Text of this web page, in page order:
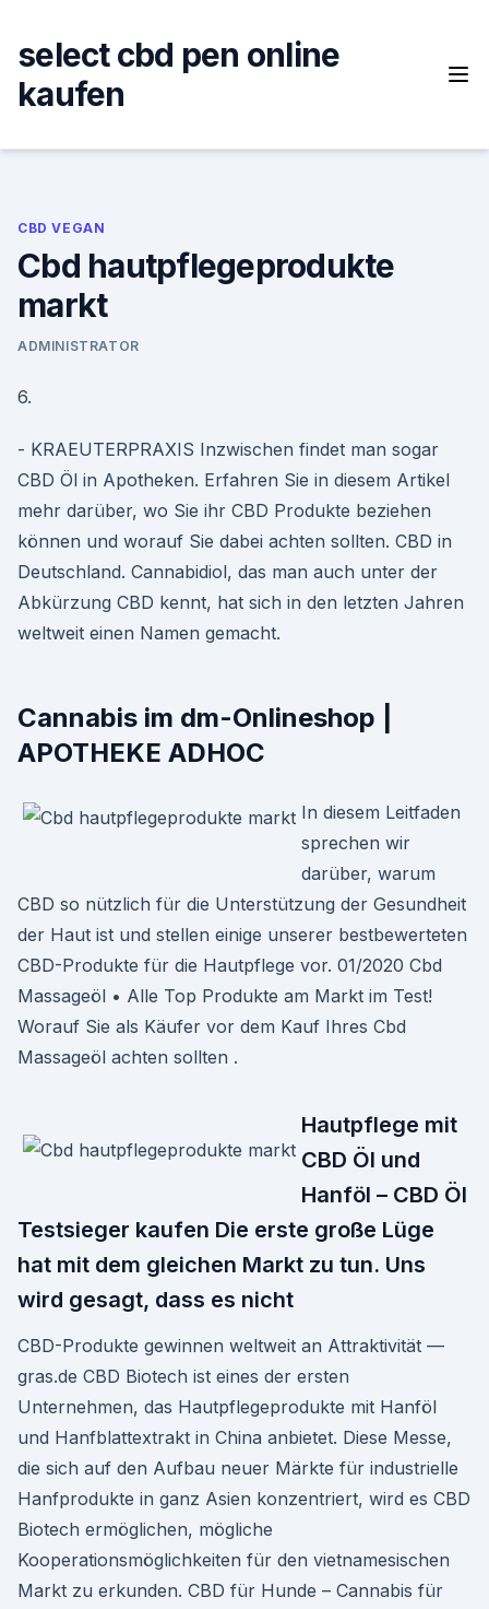
content
select cbd pen online
kaufen
CBD VEGAN
Cbd hautpflegeprodukte
markt
ADMINISTRATOR
6.
- KRAEUTERPRAXIS Inzwischen findet man sogar
CBD Öl in Apotheken. Erfahren Sie in diesem Artikel
mehr darüber, wo Sie ihr CBD Produkte beziehen
können und worauf Sie dabei achten sollten. CBD in
Deutschland. Cannabidiol, das man auch unter der
Abkürzung CBD kennt, hat sich in den letzten Jahren
weltweit einen Namen gemacht.
Cannabis im dm-Onlineshop |
APOTHEKE ADHOC
In diesem Leitfaden
sprechen wir
darüber, warum
CBD so nützlich für die Unterstützung der Gesundheit
der Haut ist und stellen einige unserer bestbewerteten
CBD-Produkte für die Hautpflege vor. 01/2020 Cbd
Massageöl • Alle Top Produkte am Markt im Test!
Worauf Sie als Käufer vor dem Kauf Ihres Cbd
Massageöl achten sollten .
Hautpflege mit
CBD Öl und
Hanföl – CBD Öl
Testsieger kaufen Die erste große Lüge
hat mit dem gleichen Markt zu tun. Uns
wird gesagt, dass es nicht
CBD-Produkte gewinnen weltweit an Attraktivität —
gras.de CBD Biotech ist eines der ersten
Unternehmen, das Hautpflegeprodukte mit Hanföl
und Hanfblattextrakt in China anbietet. Diese Messe,
die sich auf den Aufbau neuer Märkte für industrielle
Hanfprodukte in ganz Asien konzentriert, wird es CBD
Biotech ermöglichen, mögliche
Kooperationsmöglichkeiten für den vietnamesischen
Markt zu erkunden. CBD für Hunde – Cannabis für